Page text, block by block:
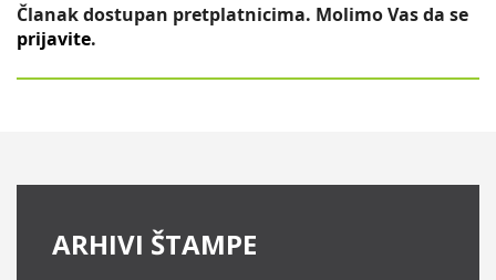
Članak dostupan pretplatnicima. Molimo Vas da se
prijavite.
ARHIVI ŠTAMPE